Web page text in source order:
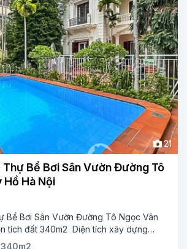
21
Thự Bể Bơi Sân Vườn Đường Tô
Hà Nội
Bể Bơi Sân Vườn Đường Tô Ngọc Vân
tích đất 340m2 Diện tích xây dựng
5 phòng ngủ 4 phòng tắm Tầng 1, ,
340m2